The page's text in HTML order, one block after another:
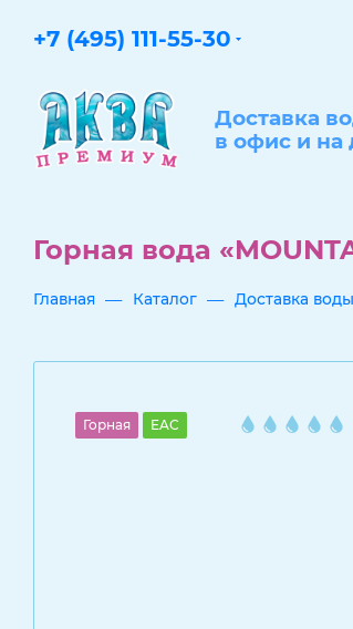
+7 (495) 111-55-30
Доставка
в офис и на
Горная вода
Главная — Каталог — Доставка
Горная EAC